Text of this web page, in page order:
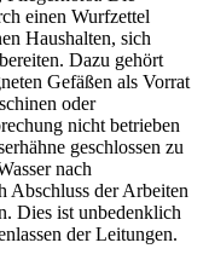
einen Wurfzettel
Haushalten, sich
Dazu gehört
Gefäßen als Vorrat
oder
nicht betrieben
geschlossen zu
nach
Abschluss der Arbeiten
Dies ist unbedenklich
der Leitungen.